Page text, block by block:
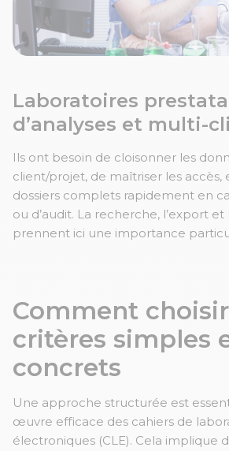
Laboratoires
d’analyses et multi-
Ils ont besoin de cloisonner les
client/projet, de maîtriser les accès,
dossiers complets rapidement en
ou d’audit. La recherche, l’export
prennent ici une importance
Comment
critères simples
concrets
Une approche structurée est
œuvre efficace des cahiers de
électroniques (CLE). Cela implique